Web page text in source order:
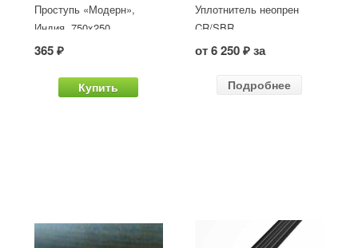
Проступь «Модерн»,
Индия, 750x250
365 ₽
Купить
Уплотнитель неопрен
CR/SBR
от 6 250 ₽ за
Подробнее